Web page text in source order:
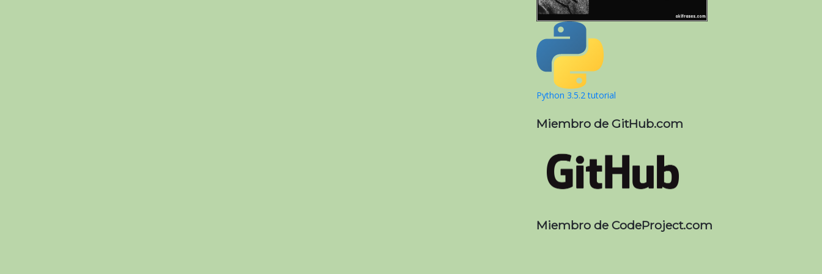
Python 3.5.2 tutorial
Miembro de GitHub.com
Miembro de CodeProject.com